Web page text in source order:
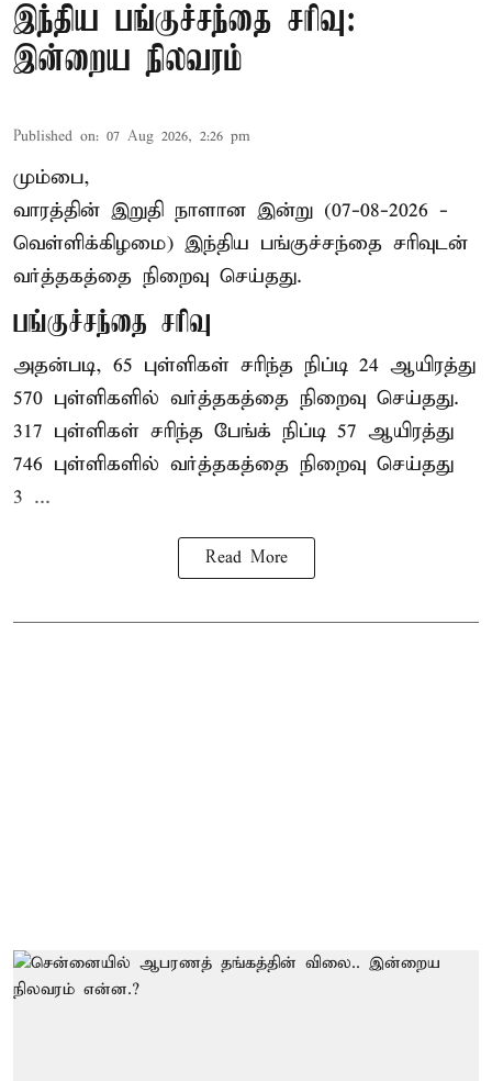
இந்திய பங்குச்சந்தை சரிவு:
இன்றைய நிலவரம்
Published on: 07 Aug 2026, 2:26 pm
மும்பை,
வாரத்தின் இறுதி நாளான இன்று (07-08-2026 -
வெள்ளிக்கிழமை) இந்திய பங்குச்சந்தை சரிவுடன்
வர்த்தகத்தை நிறைவு செய்தது.
பங்குச்சந்தை சரிவு
அதன்படி, 65 புள்ளிகள் சரிந்த நிப்டி 24 ஆயிரத்து
570 புள்ளிகளில் வர்த்தகத்தை நிறைவு செய்தது.
317 புள்ளிகள் சரிந்த பேங்க் நிப்டி 57 ஆயிரத்து
746 புள்ளிகளில் வர்த்தகத்தை நிறைவு செய்தது
3 ...
Read More